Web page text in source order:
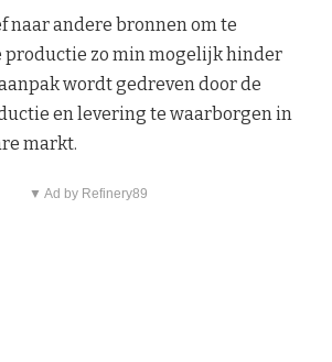
naar andere bronnen om te
productie zo min mogelijk hinder
wordt gedreven door de
en levering te waarborgen in
markt.
▼ Ad by Refinery89